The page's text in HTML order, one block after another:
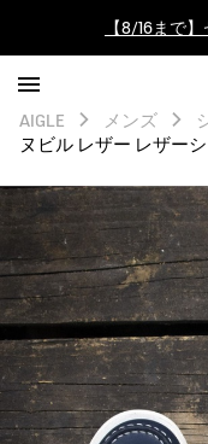
【最大
ログイン/
AIGLE CLUB ポ
【8/16まで】
【最大
ログイン/
AIGLE CLUB
AIGLE メンズ
ヌビル レザー レザー